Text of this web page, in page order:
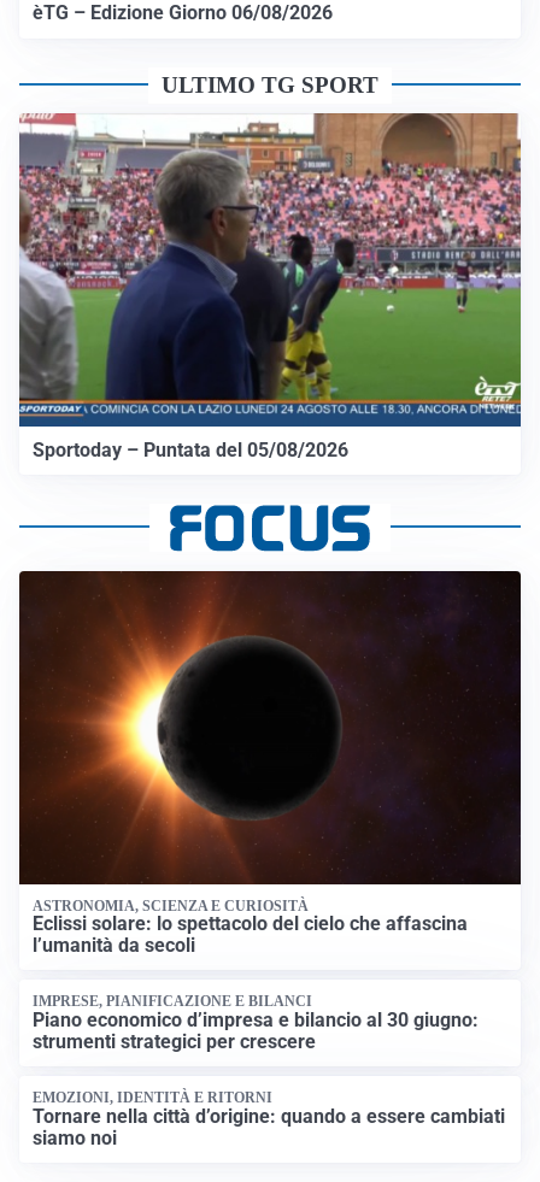
èTG – Edizione Giorno 06/08/2026
ULTIMO TG SPORT
Sportoday – Puntata del 05/08/2026
ASTRONOMIA, SCIENZA E CURIOSITÀ
Eclissi solare: lo spettacolo del cielo che affascina
l’umanità da secoli
IMPRESE, PIANIFICAZIONE E BILANCI
Piano economico d’impresa e bilancio al 30 giugno:
strumenti strategici per crescere
EMOZIONI, IDENTITÀ E RITORNI
Tornare nella città d’origine: quando a essere cambiati
siamo noi